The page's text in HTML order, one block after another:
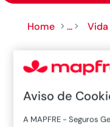
Home 5 ... 5 Vida
Coberturas
Aviso de
A MAPFRE - Seguros